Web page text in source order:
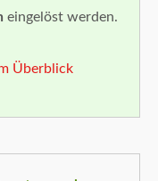
eingelöst werden.
Überblick